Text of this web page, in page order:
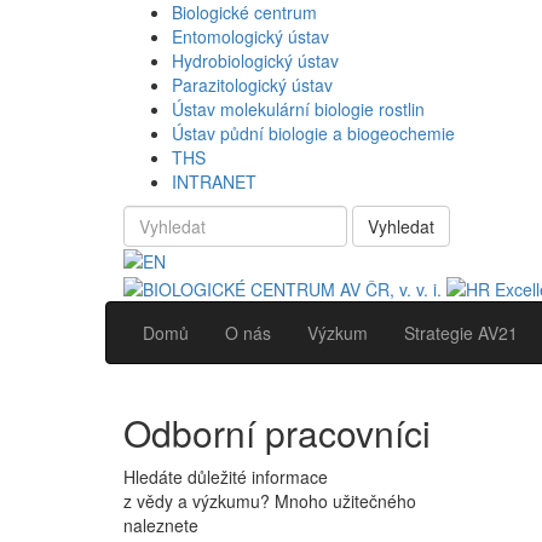
Biologické centrum
Entomologický ústav
Hydrobiologický ústav
Parazitologický ústav
Ústav molekulární biologie rostlin
Ústav půdní biologie a biogeochemie
THS
INTRANET
Vyhledat
Domů O nás Výzkum Strategie AV21
Odborní pracovníci
Hledáte důležité informace
z vědy a výzkumu? Mnoho užitečného
naleznete